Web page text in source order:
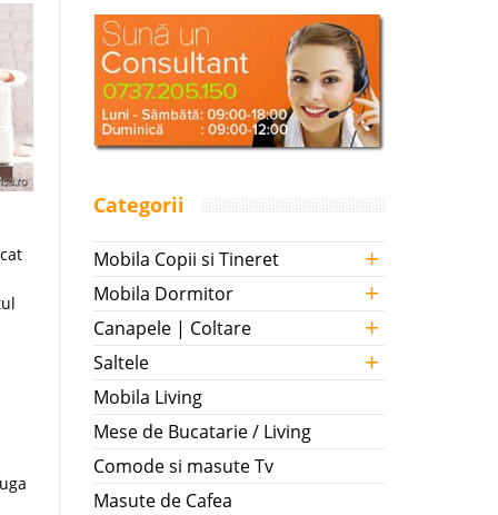
Categorii
Mobila Copii si Tineret +
Mobila Dormitor +
Canapele | Coltare +
Saltele +
Mobila Living
Mese de Bucatarie / Living
Comode si masute Tv
Masute de Cafea